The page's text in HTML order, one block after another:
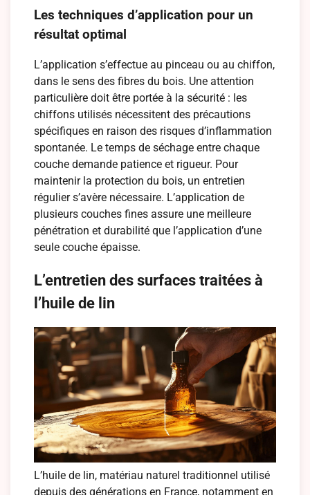
Les techniques d’application pour un
résultat optimal
L’application s’effectue au pinceau ou au chiffon,
dans le sens des fibres du bois. Une attention
particulière doit être portée à la sécurité : les
chiffons utilisés nécessitent des précautions
spécifiques en raison des risques d’inflammation
spontanée. Le temps de séchage entre chaque
couche demande patience et rigueur. Pour
maintenir la protection du bois, un entretien
régulier s’avère nécessaire. L’application de
plusieurs couches fines assure une meilleure
pénétration et durabilité que l’application d’une
seule couche épaisse.
L’entretien des surfaces traitées à
l’huile de lin
L’huile de lin, matériau naturel traditionnel utilisé
depuis des générations en France, notamment en